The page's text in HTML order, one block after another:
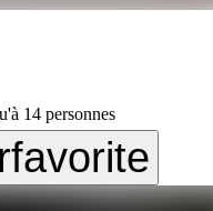
14 personnes
favorite